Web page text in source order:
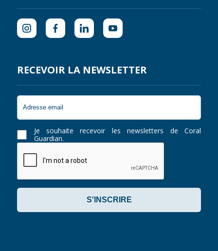
RECEVOIR LA NEWSLETTER
Je souhaite recevoir les newsletters de Coral
Guardian.